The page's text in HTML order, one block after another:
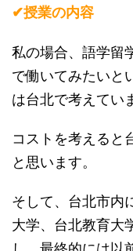
✔︎授業の内容
私の場合、語学留
で働いてみたいと
は台北で考えてい
コストを考えると
と思います。
そして、台北市内
大学、台北教育大
し、最終的には以